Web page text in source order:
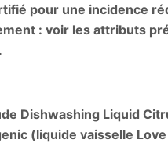
pour une incidence
: voir les attributs
Dishwashing Liquid
(liquide vaisselle